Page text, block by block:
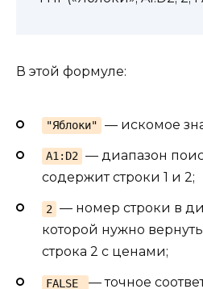
В этой формуле:
"Яблоки" — искомое
A1:D2 — диапазон
содержит строки 1 и 2;
2 — номер строки в
которой нужно
строка 2 с ценами;
FALSE
— точное